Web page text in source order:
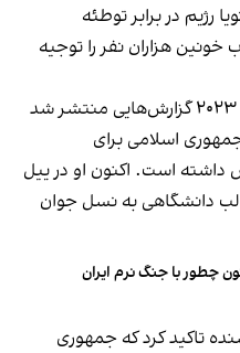
رژیم در برابر توطئه
هزاران نفر را توجیه
براساس این گزارش، حتی در سال ۲۰۲۳ گزارش‌هایی منتشر شد
اسلامی برای
داشته است. اکنون او در ییل
دانشگاهی به نسل جوان
چطور با جنگ نرم ایران
تاکید کرد که جمهوری